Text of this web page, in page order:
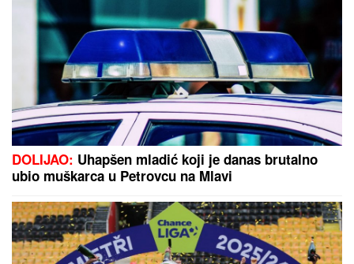
Poginuo poznati muzičar nakon sudara sa
traktorom!
LJUBI GA:Milena Popović i Igor
Jurić razmenjuju nežnost u javnosti
SKANDAL NA BALKANU!Otkriveno